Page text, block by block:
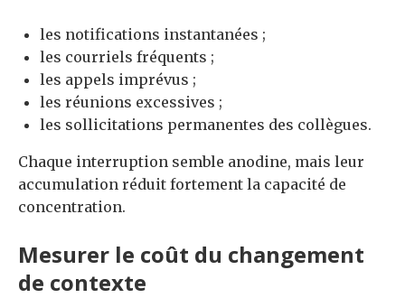
les notifications instantanées ;
les courriels fréquents ;
les appels imprévus ;
les réunions excessives ;
les sollicitations permanentes des collègues.
Chaque interruption semble anodine, mais leur
accumulation réduit fortement la capacité de
concentration.
Mesurer le coût du changement
de contexte